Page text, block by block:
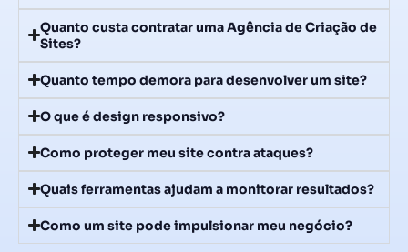
Quanto custa contratar uma Agência de Criação de
Sites?
Quanto tempo demora para desenvolver um site?
O que é design responsivo?
Como proteger meu site contra ataques?
Quais ferramentas ajudam a monitorar resultados?
Como um site pode impulsionar meu negócio?